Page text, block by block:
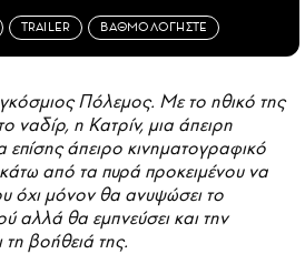
TRAILER ΒΑΘΜΟΛΟΓΗΣΤΕ
Πόλεμος. Με το ηθικό της
ναδίρ, η Κατρίν, μια άπειρη
επίσης άπειρο κινηματογραφικό
από τα πυρά προκειμένου να
όχι μόνον θα ανυψώσει το
αλλά θα εμπνεύσει και την
βοήθειά της.